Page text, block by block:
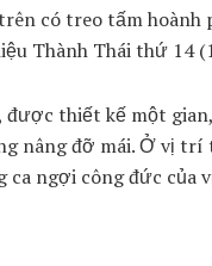
có treo tấm
Thành Thái thứ 14
thiết kế một
nâng đỡ mái. Ở vị
ngợi công đức của